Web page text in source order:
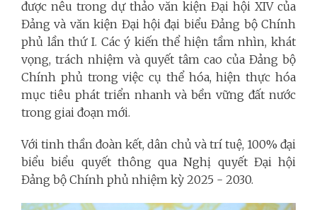
được nêu trong dự thảo văn kiện Đại hội XIV của
Đảng và văn kiện Đại hội đại biểu Đảng bộ Chính
phủ lần thứ I. Các ý kiến thể hiện tầm nhìn, khát
vọng, trách nhiệm và quyết tâm cao của Đảng bộ
Chính phủ trong việc cụ thể hóa, hiện thực hóa
mục tiêu phát triển nhanh và bền vững đất nước
trong giai đoạn mới.
Với tinh thần đoàn kết, dân chủ và trí tuệ, 100% đại
biểu biểu quyết thông qua Nghị quyết Đại hội
Đảng bộ Chính phủ nhiệm kỳ 2025 - 2030.